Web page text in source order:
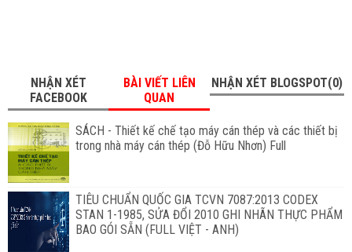
NHẬN XÉT
FACEBOOK
BÀI VIẾT LIÊN
QUAN
NHẬN XÉT BLOGSPOT(0)
SÁCH - Thiết kế chế tạo máy cán thép và các thiết bị
trong nhà máy cán thép (Đỗ Hữu Nhơn) Full
TIÊU CHUẨN QUỐC GIA TCVN 7087:2013 CODEX
STAN 1-1985, SỬA ĐỔI 2010 GHI NHÃN THỰC PHẨM
BAO GÓI SẴN (FULL VIỆT - ANH)